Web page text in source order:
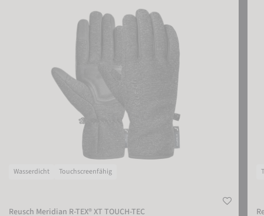
Wasserdicht Touchscreenfähig
Reusch Meridian R-TEX® XT TOUCH-TEC